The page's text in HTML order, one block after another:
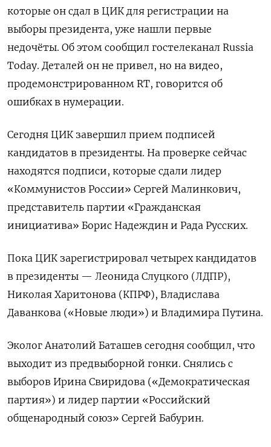
которые он сдал в ЦИК для регистрации на
выборы президента, уже нашли первые
недочёты. Об этом сообщил гостелеканал Russia
Today. Деталей он не привел, но на видео,
продемонстрированном RT, говорится об
ошибках в нумерации.
Сегодня ЦИК завершил прием подписей
кандидатов в президенты. На проверке сейчас
находятся подписи, которые сдали лидер
«Коммунистов России» Сергей Малинкович,
представитель партии «Гражданская
инициатива» Борис Надеждин и Рада Русских.
Пока ЦИК зарегистрировал четырех кандидатов
в президенты — Леонида Слуцкого (ЛДПР),
Николая Харитонова (КПРФ), Владислава
Даванкова («Новые люди») и Владимира Путина.
Эколог Анатолий Баташев сегодня сообщил, что
выходит из предвыборной гонки. Снялись с
выборов Ирина Свиридова («Демократическая
партия») и лидер партии «Российский
общенародный союз» Сергей Бабурин.